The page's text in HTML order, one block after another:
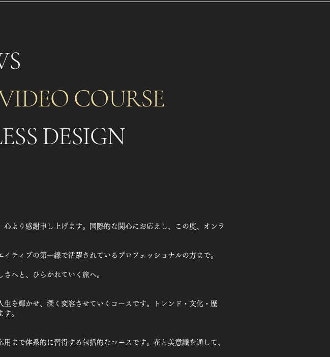
COURSE
DESIGN
より感謝申し上げます。国際的な関心にお応えし、この度、オンラ
ティブの第一線で活躍されているプロフェッショナルの方まで。
へと、ひらかれていく旅へ。
を輝かせ、深く変容させていくコースです。トレンド・文化・歴
。
まで体系的に習得する包括的なコースです。花と美意識を通して、